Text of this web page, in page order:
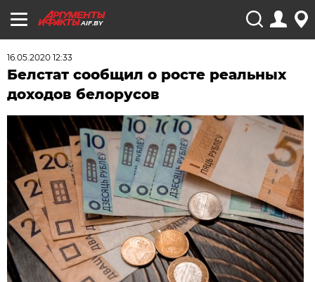
AIF.BY
16.05.2020 12:33
Белстат сообщил о росте реальных
доходов белорусов